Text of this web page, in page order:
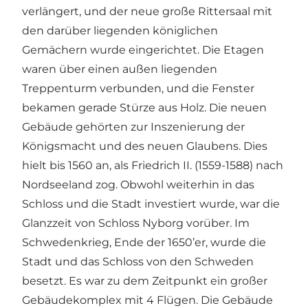
verlängert, und der neue große Rittersaal mit
den darüber liegenden königlichen
Gemächern wurde eingerichtet. Die Etagen
waren über einen außen liegenden
Treppenturm verbunden, und die Fenster
bekamen gerade Stürze aus Holz. Die neuen
Gebäude gehörten zur Inszenierung der
Königsmacht und des neuen Glaubens. Dies
hielt bis 1560 an, als Friedrich II. (1559-1588) nach
Nordseeland zog. Obwohl weiterhin in das
Schloss und die Stadt investiert wurde, war die
Glanzzeit von Schloss Nyborg vorüber. Im
Schwedenkrieg, Ende der 1650’er, wurde die
Stadt und das Schloss von den Schweden
besetzt. Es war zu dem Zeitpunkt ein großer
Gebäudekomplex mit 4 Flügen. Die Gebäude